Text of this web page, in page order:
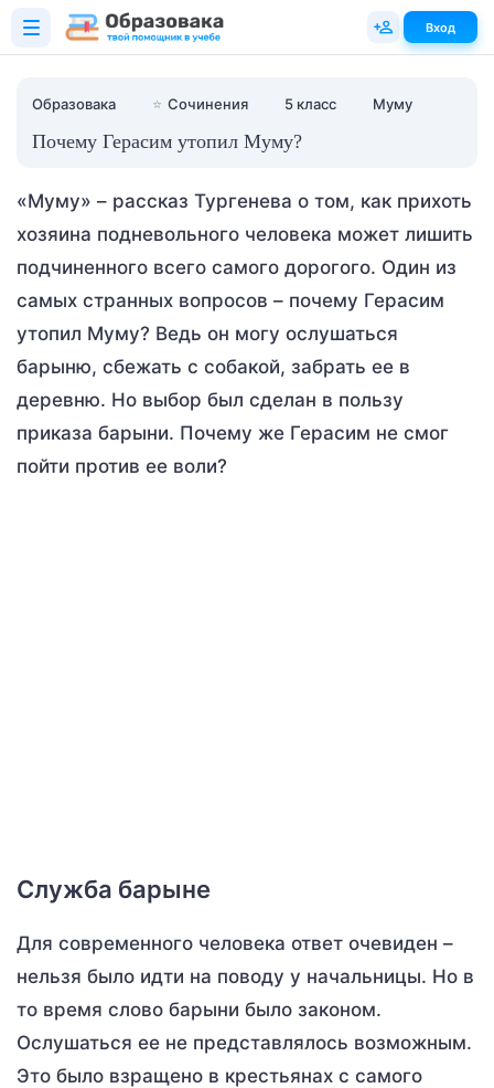
Образовака ⭐ Сочинения 5 класс Муму
Почему Герасим утопил Муму?
«Муму» – рассказ Тургенева о том, как прихоть
хозяина подневольного человека может лишить
подчиненного всего самого дорогого. Один из
самых странных вопросов – почему Герасим
утопил Муму? Ведь он могу ослушаться
барыню, сбежать с собакой, забрать ее в
деревню. Но выбор был сделан в пользу
приказа барыни. Почему же Герасим не смог
пойти против ее воли?
Служба барыне
Для современного человека ответ очевиден –
нельзя было идти на поводу у начальницы. Но в
то время слово барыни было законом.
Ослушаться ее не представлялось возможным.
Это было взращено в крестьянах с самого
Вход